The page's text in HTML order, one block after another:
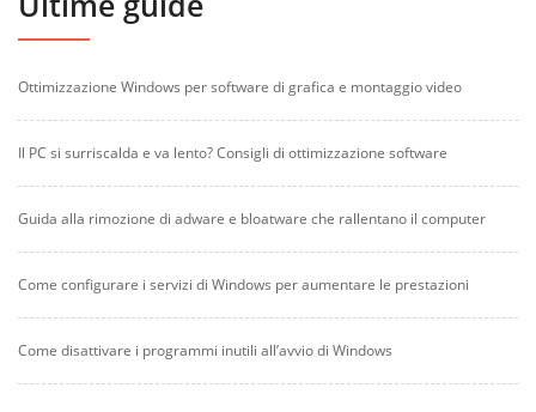
Ottimizzazione Windows per software di grafica e montaggio video
Il PC si surriscalda e va lento? Consigli di ottimizzazione software
Guida alla rimozione di adware e bloatware che rallentano il computer
Come configurare i servizi di Windows per aumentare le prestazioni
Come disattivare i programmi inutili all’avvio di Windows